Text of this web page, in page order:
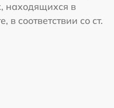
находящихся в
соответствии со ст.